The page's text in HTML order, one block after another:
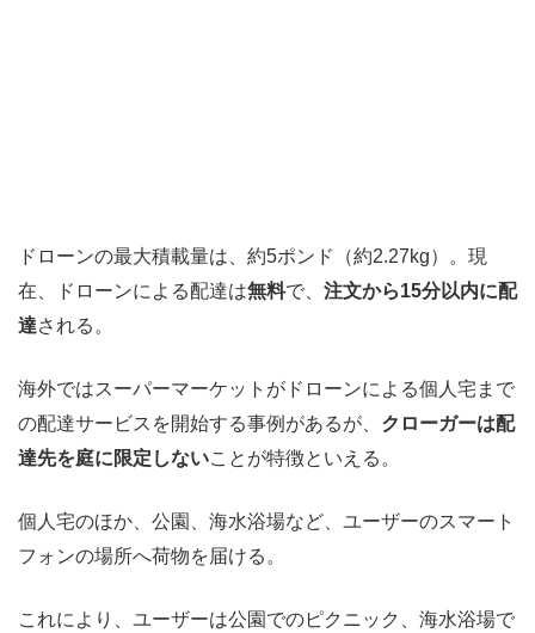
ドローンの最大積載量は、約5ポンド（約2.27kg）。現
在、ドローンによる配達は無料で、 注文から15分以内に配
達される。
海外ではスーパーマーケットがドローンによる個人宅まで
の配達サービスを開始する事例があるが、 クローガーは配
達先を庭に限定しないことが特徴といえる。
個人宅のほか、公園、海水浴場など、ユーザーのスマート
フォンの場所へ荷物を届ける。
これにより、ユーザーは公園でのピクニック、海水浴場で